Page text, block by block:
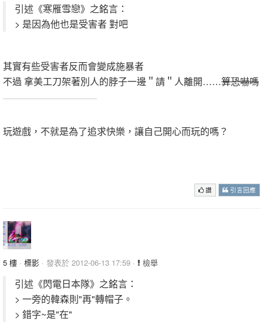
引述《寒雁雪戀》之銘言：
> 是因為他也是受害者 對吧
其實有些受害者反而會變成施暴者
不過 拿美工刀架著別人的脖子一邊＂請＂人離開……算恐嚇嗎
玩遊戲，不就是為了追求快樂，讓自己開心而玩的嗎？
讚 引言回應
5 樓 · 標影 · 發表於 2012-06-13 17:59 · 檢舉
引述《閃電日本隊》之銘言：
> 一旁的韓森則"再"轉帽子。
> 錯字~是"在"